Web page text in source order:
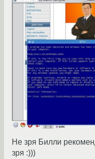
Не зря Билли
зря :)))